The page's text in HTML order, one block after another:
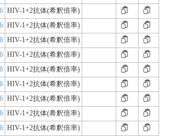
HIV-1+2抗体(希釈倍率)
HIV-1+2抗体(希釈倍率)
HIV-1+2抗体(希釈倍率)
HIV-1+2抗体(希釈倍率)
HIV-1+2抗体(希釈倍率)
HIV-1+2抗体(希釈倍率)
HIV-1+2抗体(希釈倍率)
HIV-1+2抗体(希釈倍率)
HIV-1+2抗体(希釈倍率)